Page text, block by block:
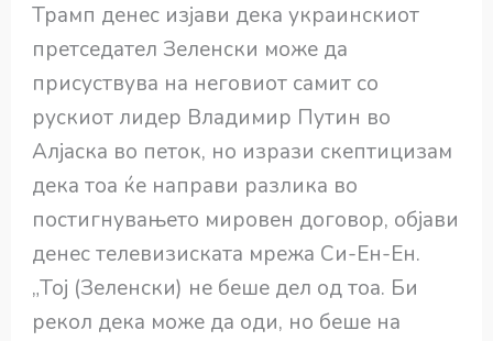
Трамп денес изјави дека украинскиот
претседател Зеленски може да
присуствува на неговиот самит со
рускиот лидер Владимир Путин во
Алјаска во петок, но изрази скептицизам
дека тоа ќе направи разлика во
постигнувањето мировен договор, објави
денес телевизиската мрежа Си-Ен-Ен.
„Тој (Зеленски) не беше дел од тоа. Би
рекол дека може да оди, но беше на